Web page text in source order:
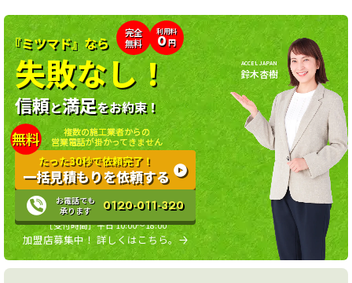
完全
無料
利用料
0円
『ミツマド』なら
失敗なし！
信頼と満足をお約束！
無料
複数の施工業者からの
営業電話が掛かってきません
たった30秒で依頼完了！
一括見積もりを依頼する
お電話でも
承ります
0120-011-320
［受付時間］平日 10:00〜18:00
加盟店募集中！ 詳しくはこちら。
ACCEL JAPAN
鈴木杏樹